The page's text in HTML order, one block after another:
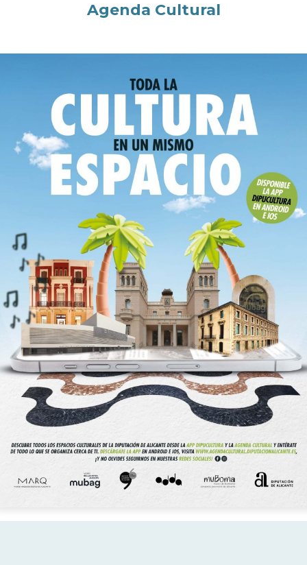
Agenda Cultural